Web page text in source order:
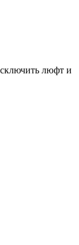
люфт и